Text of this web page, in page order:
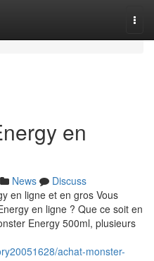
en
News
Discuss
en ligne et en gros Vous
en ligne ? Que ce soit en
Energy 500ml, plusieurs
achat-monster-